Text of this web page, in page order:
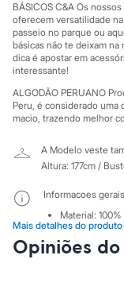
Moda esportiva
Acessórios
Blusas
Calçados
Leggings
Tops
Moda íntima
Calcinhas
Meias
Pijamas
Moda praia
Biquínis
Maiôs
Saídas de praia
Personagens
BÁSICOS C&A Os
oferecem versatilidade
passeio no parque ou
básicas não te deixam na
dica é apostar em
interessante!
ALGODÃO PERUANO
Peru, é considerado
macio, trazendo melhor
A Modelo veste
Altura: 177cm /
Mais detalhes do produto
Informacoes
Material:
Cor: Preto
Manga
Manga
Marcas: Basics
Opiniões